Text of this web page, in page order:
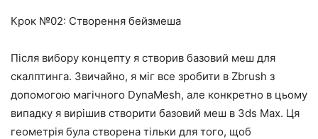
Крок №02: Створення бейзмеша
Після вибору концепту я створив базовий меш для
скалптинга. Звичайно, я міг все зробити в Zbrush з
допомогою магічного DynaMesh, але конкретно в цьому
випадку я вирішив створити базовий меш в 3ds Max. Ця
геометрія була створена тільки для того, щоб